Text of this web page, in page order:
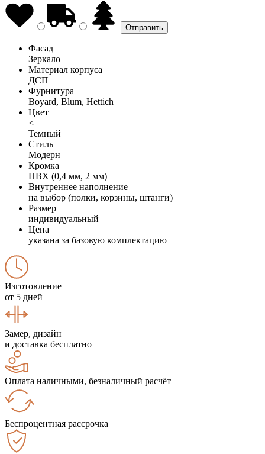
Фасад
Зеркало
Материал корпуса
ДСП
Фурнитура
Boyard, Blum, Hettich
Цвет
<
Темный
Стиль
Модерн
Кромка
ПВХ (0,4 мм, 2 мм)
Внутреннее наполнение
на выбор (полки, корзины, штанги)
Размер
индивидуальный
Цена
указана за базовую комплектацию
Изготовление
от 5 дней
Замер, дизайн
и доставка бесплатно
Оплата наличными, безналичный расчёт
Беспроцентная рассрочка